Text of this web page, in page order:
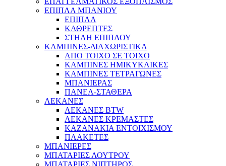
ΕΠΙΠΛΑ ΜΠΑΝΙΟΥ
ΕΠΙΠΛΑ
ΚΑΘΡΕΠΤΕΣ
ΣΤΗΛΗ ΕΠΙΠΛΟΥ
ΚΑΜΠΙΝΕΣ-ΔΙΑΧΩΡΙΣΤΙΚΑ
ΑΠΟ ΤΟΙΧΟ ΣΕ ΤΟΙΧΟ
ΚΑΜΠΙΝΕΣ ΗΜΙΚΥΚΛΙΚΕΣ
ΚΑΜΠΙΝΕΣ ΤΕΤΡΑΓΩΝΕΣ
ΜΠΑΝΙΕΡΑΣ
ΠΑΝΕΛ-ΣΤΑΘΕΡΑ
ΛΕΚΑΝΕΣ
ΛΕΚΑΝΕΣ BTW
ΛΕΚΑΝΕΣ ΚΡΕΜΑΣΤΕΣ
ΚΑΖΑΝΑΚΙΑ ΕΝΤΟΙΧΙΣΜΟΥ
ΠΛΑΚΕΤΕΣ
ΜΠΑΝΙΕΡΕΣ
ΜΠΑΤΑΡΙΕΣ ΛΟΥΤΡΟΥ
ΜΠΑΤΑΡΙΕΣ ΝΙΠΤΗΡΟΣ